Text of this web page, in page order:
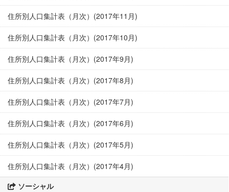
住所別人口集計表（月次）(2017年11月)
住所別人口集計表（月次）(2017年10月)
住所別人口集計表（月次）(2017年9月)
住所別人口集計表（月次）(2017年8月)
住所別人口集計表（月次）(2017年7月)
住所別人口集計表（月次）(2017年6月)
住所別人口集計表（月次）(2017年5月)
住所別人口集計表（月次）(2017年4月)
ソーシャル